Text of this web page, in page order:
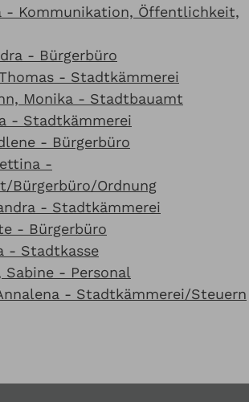
- Kommunikation, Öffentlichkeit,
- Bürgerbüro
- Stadtkämmerei
Monika - Stadtbauamt
- Stadtkämmerei
- Bürgerbüro
-
Bürgerbüro/Ordnung
- Stadtkämmerei
- Bürgerbüro
- Stadtkasse
Sabine - Personal
- Stadtkämmerei/Steuern